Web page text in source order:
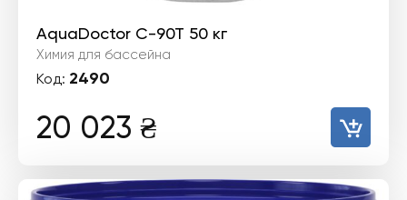
AquaDoctor C-90T 50 кг
Химия для бассейна
Код: 2490
20 023 ₴